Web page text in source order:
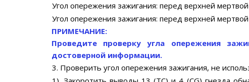
Угол опережения зажигания: перед верхней
Угол опережения зажигания: перед верхней
ПРИМЕЧАНИЕ:
Проведите проверку угла опережения
достоверной информации.
3. Проверить угол опережения зажигания, не